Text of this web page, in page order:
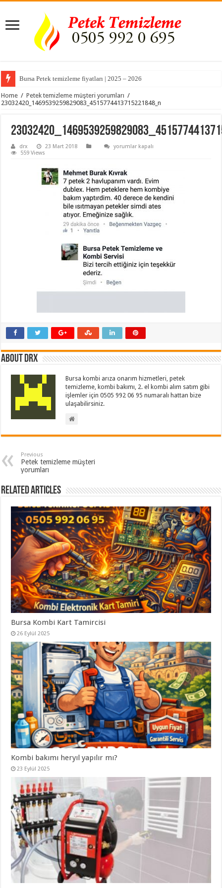
Bursa Petek temizleme fiyatları | 2025 – 2026
Home / Petek temizleme müşteri yorumları /
23032420_1469539259829083_4515774413715221848_n
drx 23 Mart 2018
yorumlar kapalı
559 Views
About drx
Bursa kombi arıza onarım hizmetleri, petek
temizleme, kombi bakımı, 2. el kombi alım satım gibi
işlemler için 0505 992 06 95 numaralı hattan bize
ulaşabilirsiniz.
Previous
Petek temizleme müşteri
yorumları
Related Articles
Bursa Kombi Kart Tamircisi
26 Eylül 2025
Kombi bakımı heryıl yapılır mı?
23 Eylül 2025